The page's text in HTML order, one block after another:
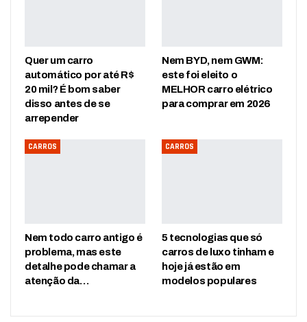
Quer um carro
automático por até R$
20 mil? É bom saber
disso antes de se
arrepender
Nem BYD, nem GWM:
este foi eleito o
MELHOR carro elétrico
para comprar em 2026
CARROS
Nem todo carro antigo é
problema, mas este
detalhe pode chamar a
atenção da…
CARROS
5 tecnologias que só
carros de luxo tinham e
hoje já estão em
modelos populares